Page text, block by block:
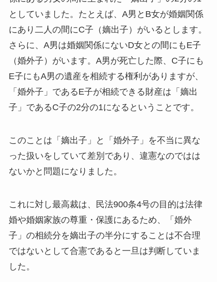
としていました。たとえば、A男とB女が婚姻関係
にあり二人の間にC子（嫡出子）がいるとします。
さらに、A男は婚姻関係にないD女との間にもE子
（婚外子）がいます。A男が死亡した際、C子にも
E子にもA男の遺産を相続する権利がありますが、
「婚外子」であるE子が相続できる財産は「嫡出
子」であるC子の2分の1になるということです。
このことは「嫡出子」と「婚外子」を不当に異な
った扱いをしていて差別であり、違憲なのではは
ないかと問題になりました。
これに対し最高裁は、民法900条4号の目的は法律
婚や婚姻家族の尊重・保護にあるため、「婚外
子」の相続分を嫡出子の半分にすることは不合理
ではないとして合憲であると一旦は判断していま
した。